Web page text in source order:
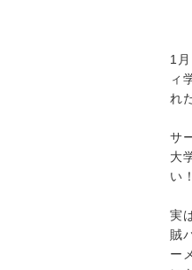
1
ィ
れ
サ
大
い
実
賊
ー